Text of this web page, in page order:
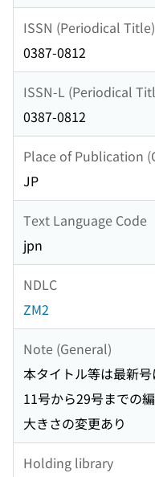
ISSN (Periodical Title)
0387-0812
ISSN-L (Periodical
0387-0812
Place of Publication
JP
Text Language Code
jpn
NDLC
ZM2
Note (General)
本タイトル等は最新号
11号から29号までの
大きさの変更あり
Holding library